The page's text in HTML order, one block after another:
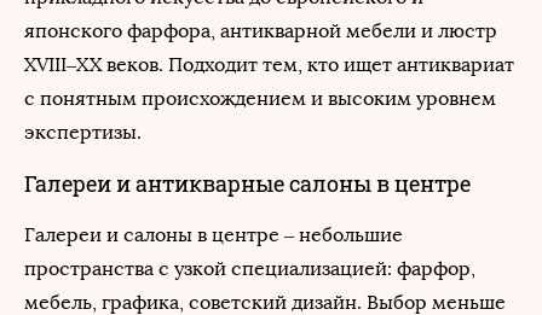
японского фарфора, антикварной мебели и люстр
XVIII–XX веков. Подходит тем, кто ищет антиквариат
с понятным происхождением и высоким уровнем
экспертизы.
Галереи и антикварные салоны в центре
Галереи и салоны в центре – небольшие
пространства с узкой специализацией: фарфор,
мебель, графика, советский дизайн. Выбор меньше